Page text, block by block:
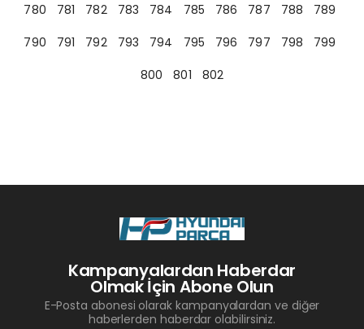
780
781 782 783 784 785 786 787 788
789
790
791 792 793 794 795 796 797 798
799
800
801 802
Kampanyalardan Haberdar
Olmak İçin Abone Olun
E-Posta abonesi olarak kampanyalardan ve diğer
haberlerden haberdar olabilirsiniz.